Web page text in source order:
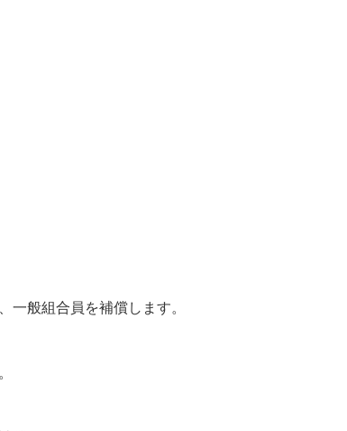
一般組合員を補償します。